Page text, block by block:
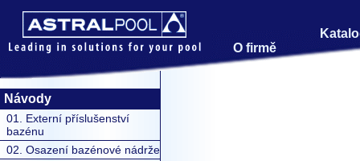
O firmě
Návody
01. Externí příslušenství
bazénu
02. Osazení bazénové nádrže